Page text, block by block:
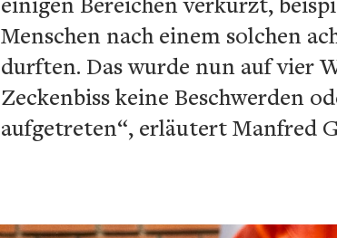
Menschen nach einem solchen
durften. Das wurde nun auf vier
Zeckenbiss keine Beschwerden
aufgetreten“, erläutert Manfred